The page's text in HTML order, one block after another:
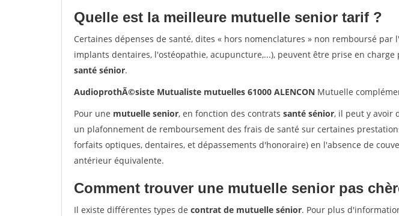
Quelle est la meilleure mutuelle senior tarif ?
Certaines dépenses de santé, dites « hors nomenclatures » non remboursé par
implants dentaires, l'ostéopathie, acupuncture,...), peuvent être prise en charge
santé sénior.
AudioprothÃ©siste Mutualiste mutuelles 61000 ALENCON Mutuelle
Pour une mutuelle senior, en fonction des contrats santé sénior, il peut y avoir
un plafonnement de remboursement des frais de santé sur certaines
forfaits optiques, dentaires, et dépassements d'honoraire) en l'absence de
antérieur équivalente.
Comment trouver une mutuelle senior pas
Il existe différentes types de contrat de mutuelle sénior. Pour plus